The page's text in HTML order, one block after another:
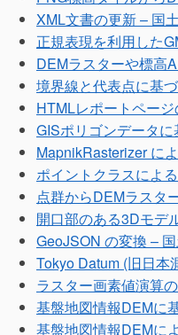
XML文書の更新 – 国
正規表現を利用した
DEMラスターや標高
境界線と代表点に基
HTMLレポートペー
GISポリゴンデータ
MapnikRasterizer に
ポイントクラスによ
点群からDEMラスタ
開口部のある3Dモデ
GeoJSON の変換 –
Tokyo Datum (旧日本
ラスター画素値演算
基盤地図情報DEMに
基盤地図情報DEMに